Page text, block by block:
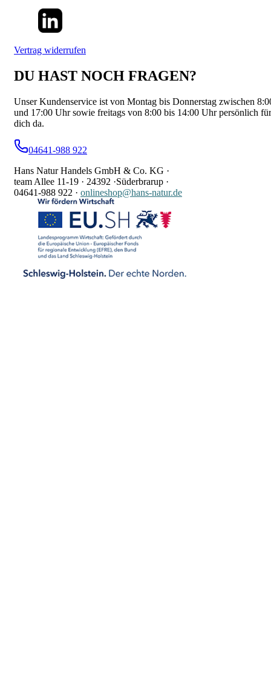
Vertrag widerrufen
DU HAST NOCH FRAGEN?
Unser Kundenservice ist von Montag bis Donnerstag zwischen
und 17:00 Uhr sowie freitags von 8:00 bis 14:00 Uhr persönlich für
dich da.
04641-988 922
Hans Natur Handels GmbH & Co. KG ·
team Allee 11-19 · 24392 ·Süderbrarup ·
04641-988 922 · onlineshop@hans-natur.de